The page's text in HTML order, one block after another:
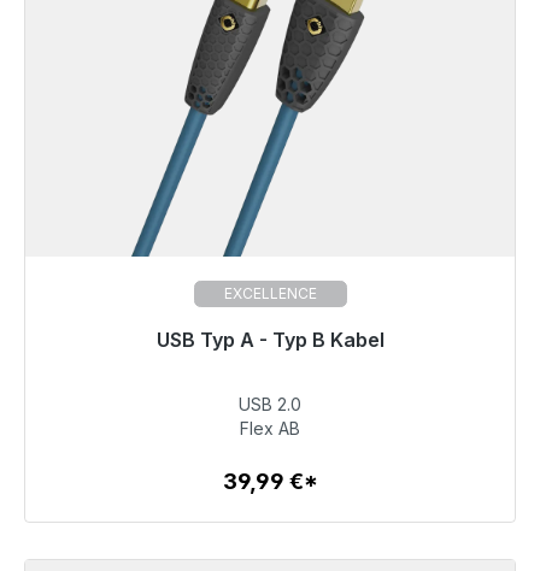
EXCELLENCE
USB Typ A - Typ B Kabel
Prêt à être expédié, délai de livraison 48h*
39,99 €
Détails
USB 2.0
Flex AB
39,99 €*